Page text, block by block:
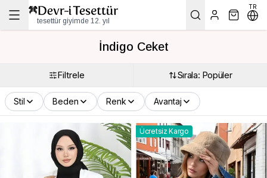
tesettür giyimde 12. yıl
TR
İndigo Ceket
Filtrele Sırala: Popüler
Stil Beden Renk Avantaj
Ücretsiz Kargo